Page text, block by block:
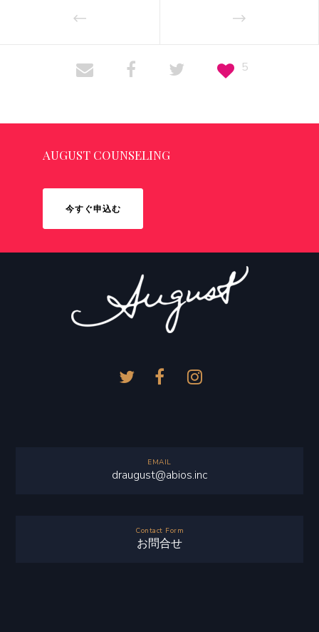
5
AUGUST COUNSELING
今すぐ申込む
EMAIL
draugust@abios.inc
Contact Form
お問合せ